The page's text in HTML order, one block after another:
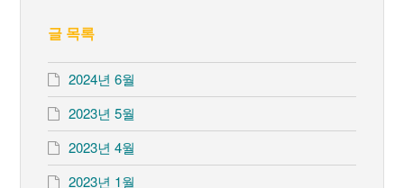
글 목록
2024년 6월
2023년 5월
2023년 4월
2023년 1월